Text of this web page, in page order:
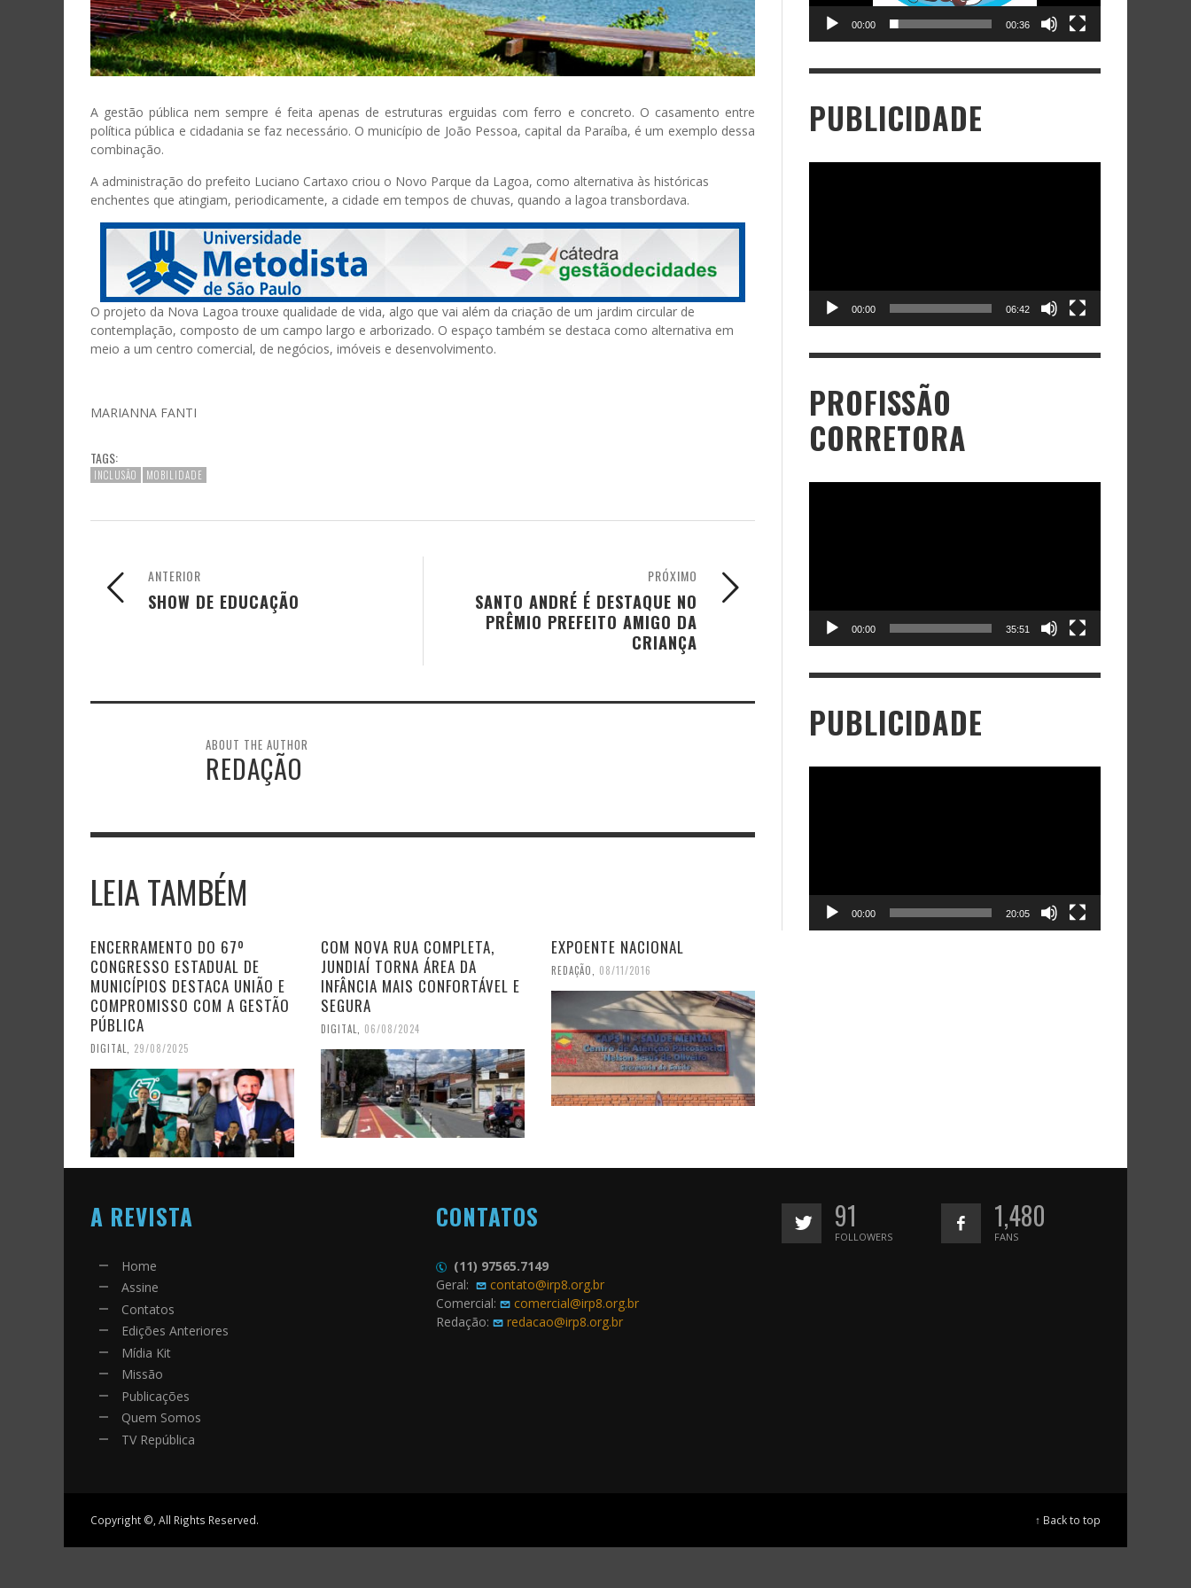
A gestão pública nem sempre é feita apenas de estruturas erguidas com ferro e concreto. O casamento entre
política pública e cidadania se faz necessário. O município de João Pessoa, capital da Paraíba, é um exemplo dessa
combinação.
A administração do prefeito Luciano Cartaxo criou o Novo Parque da Lagoa, como alternativa às históricas
enchentes que atingiam, periodicamente, a cidade em tempos de chuvas, quando a lagoa transbordava.
O projeto da Nova Lagoa trouxe qualidade de vida, algo que vai além da criação de um jardim circular de
contemplação, composto de um campo largo e arborizado. O espaço também se destaca como alternativa em
meio a um centro comercial, de negócios, imóveis e desenvolvimento.
MARIANNA FANTI
TAGS:
INCLUSÃO MOBILIDADE
PRÓXIMO
SANTO ANDRÉ É DESTAQUE NO
PRÊMIO PREFEITO AMIGO DA
CRIANÇA
ANTERIOR
SHOW DE EDUCAÇÃO
ABOUT THE AUTHOR
REDAÇÃO
LEIA TAMBÉM
ENCERRAMENTO DO 67º
CONGRESSO ESTADUAL DE
MUNICÍPIOS DESTACA UNIÃO E
COMPROMISSO COM A GESTÃO
PÚBLICA
DIGITAL 29/08/2025
COM NOVA RUA COMPLETA,
JUNDIAÍ TORNA ÁREA DA
INFÂNCIA MAIS CONFORTÁVEL E
SEGURA
DIGITAL 06/08/2024
EXPOENTE NACIONAL
REDAÇÃO 08/11/2016
00:00 00:36
PUBLICIDADE
00:00 06:42
PROFISSÃO
CORRETORA
00:00 35:51
PUBLICIDADE
00:00 20:05
A REVISTA
Home
Assine
Contatos
Edições Anteriores
Mídia Kit
Missão
Publicações
Quem Somos
TV República
CONTATOS
(11) 97565.7149
Geral:
contato@irp8.org.br
Comercial:
comercial@irp8.org.br
Redação:
redacao@irp8.org.br
91
FOLLOWERS
1,480
FANS
Copyright ©, All Rights Reserved. ↑ Back to top